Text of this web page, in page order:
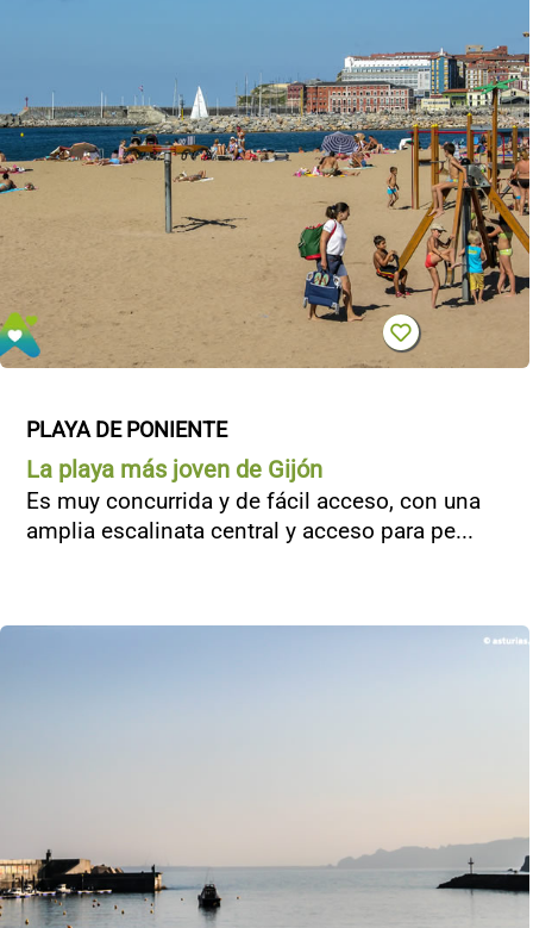
PLAYA DE PONIENTE
La playa más joven de Gijón
Es muy concurrida y de fácil acceso, con una
amplia escalinata central y acceso para pe...